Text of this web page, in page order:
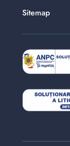
Sitemap